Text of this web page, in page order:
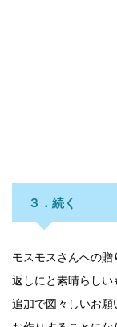
３．続く
モスモスさんへの
返しにと素晴らし
追加で図々しいお願